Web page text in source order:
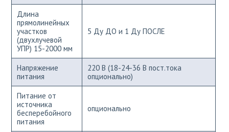
Длина
прямолинейных
участков
(двухлучевой
УПР) 15-2000 мм
5 Ду ДО и 1 Ду ПОСЛЕ
Напряжение
питания
220 В (18-24-36 В пост.тока
опционально)
Питание от
источника
бесперебойного
питания
опционально